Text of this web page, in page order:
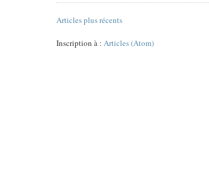
Articles plus récents
Inscription à : Articles (Atom)